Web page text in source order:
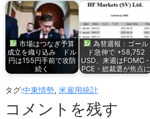
市場はつなぎ予算
成立を織り込み ドル
円は155円手前で攻防
続く
為替週報：ゴール
ド急伸で +58,752
USD、来週はFOMC・
PCE・総裁選が焦点に
タグ:中東情勢, 米雇用統計
コメントを残す